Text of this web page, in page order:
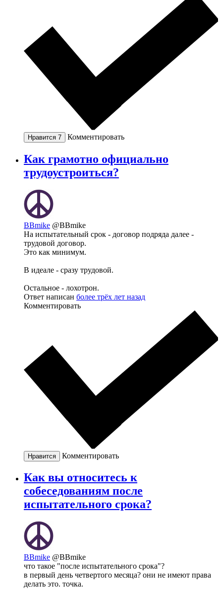
Нравится 7 Комментировать
Как грамотно официально
трудоустроиться?
BBmike @BBmike
На испытательный срок - договор подряда далее -
трудовой договор.
Это как минимум.
В идеале - сразу трудовой.
Остальное - лохотрон.
Ответ написан более трёх лет назад
Комментировать
Нравится Комментировать
Как вы относитесь к
собеседованиям после
испытательного срока?
BBmike @BBmike
что такое "после испытательного срока"?
в первый день четвертого месяца? они не имеют права
делать это. точка.